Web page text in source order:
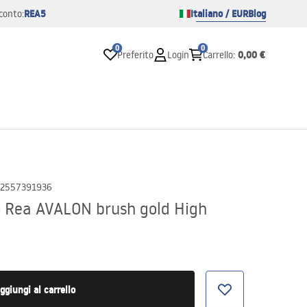
REA5 Italiano / EURBlog
0
Preferito Login
0
Carrello: 0,00 €
AVALON brush gold High
al carrello